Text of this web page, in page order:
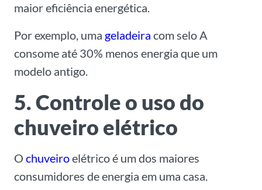
maior eficiência energética.
Por exemplo, uma geladeira com selo A
consome até 30% menos energia que um
modelo antigo.
5. Controle o uso do
chuveiro elétrico
O chuveiroelétrico é um dos maiores
consumidores de energia em uma casa.